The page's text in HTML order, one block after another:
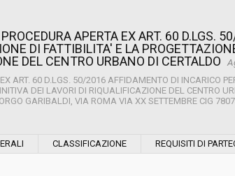
PROCEDURA APERTA EX ART. 60 D.LGS.
DI FATTIBILITA' E LA
DEL CENTRO URBANO DI CERTALDO
ART. 60 D.LGS. 50/2016 AFFIDAMENTO DI INCARICO
DEI LAVORI DI RIQUALIFICAZIONE DEL CENTRO
GARIBALDI, VIA ROMA VIA XX SETTEMBRE CIG
CLASSIFICAZIONE REQUISITI DI